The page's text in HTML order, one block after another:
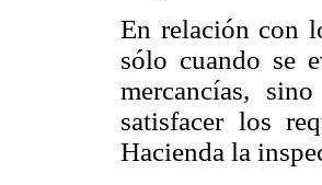
En relación con
sólo cuando se
mercancías,
satisfacer los
Hacienda la